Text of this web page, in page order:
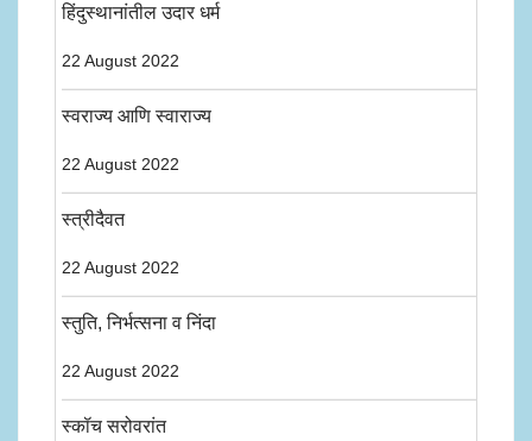
हिंदुस्थानांतील उदार धर्म
22 August 2022
स्वराज्य आणि स्वाराज्य
22 August 2022
स्त्रीदैवत
22 August 2022
स्तुति, निर्भत्सना व निंदा
22 August 2022
स्कॉच सरोवरांत